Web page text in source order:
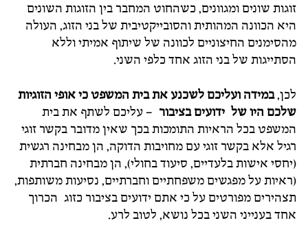
זוגות שונים ומגוונים, כשהחוט המחבר בין הזוגות השונים
היא הכוונה המהותית והסובייקטיבית של בני הזוג, העולה
מהסימנים החיצוניים לכוונה של שיתוף אמיתי וללא
הסתייגות של בני הזוג אחד כלפי השני.
לכן,במידה ועליכם לשכנע את בית המשפט כי אופי הזוגיות
שלכם היו של ידועים בציבור – עליכם לשתף את בית
המשפט בכל הראיות התומכות בכך שאין מדובר בקשר זוגי
רגיל אלא בקשר זוגי עם מחויבות הדוקה, הן מבחינה רגשית
(יחסי אישות בלעדיים, סיעוד בחולי), הן מבחינה חברתית
(ראיות על מפגשים משפחתיים וחברתיים, נסיעות משותפות,
תצהירים מפורטים על כי אתם ידועים בציבור כזוג הכרוך
אחד בענייני השני בכל נושא, לטוב לרע.